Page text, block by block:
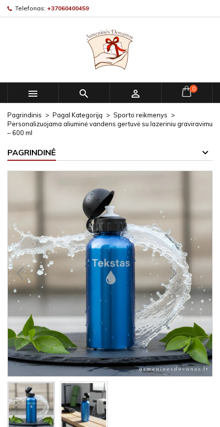
Telefonas: +37060400459
   0
Pagrindinis Pagal Kategoriją
Sporto reikmenys
Personalizuojama aliuminė vandens gertuvė su lazeriniu graviravimu
– 600 ml
PAGRINDINĖ